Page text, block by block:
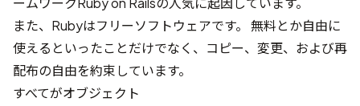
また、Rubyはフリーソフトウェアです。 無料とか自由に
使えるといったことだけでなく、コピー、変更、および再
配布の自由を約束しています。
すべてがオブジェクト